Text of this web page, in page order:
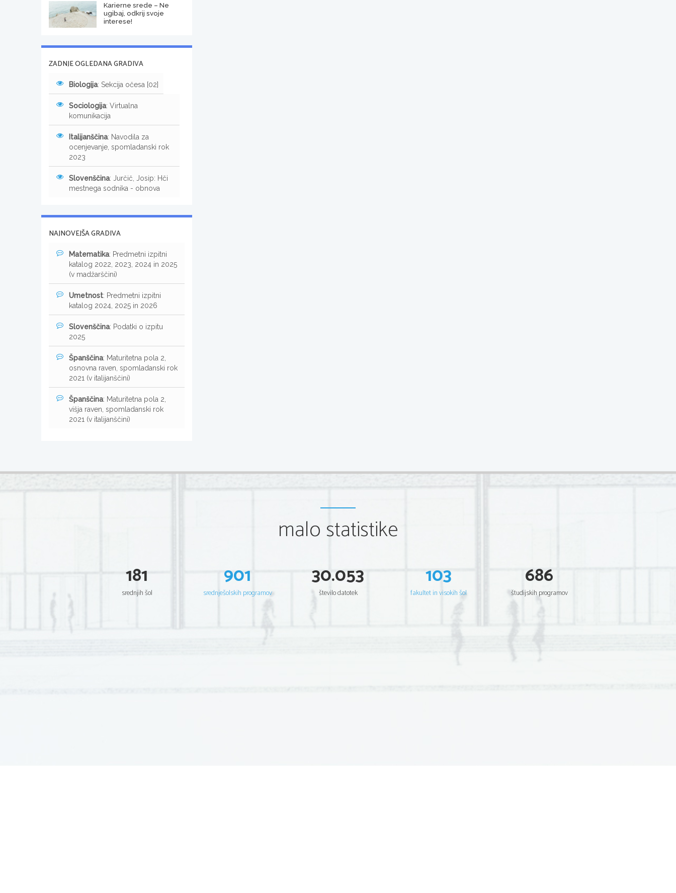
Karierne srede – Ne
ugibaj, odkrij svoje
interese!
ZADNJE OGLEDANA GRADIVA
Biologija: Sekcija očesa [02]
Sociologija: Virtualna
komunikacija
Italijanščina: Navodila za
ocenjevanje, spomladanski rok
2023
Slovenščina: Jurčič, Josip: Hči
mestnega sodnika - obnova
NAJNOVEJŠA GRADIVA
Matematika: Predmetni izpitni
katalog 2022, 2023, 2024 in 2025
(v madžarščini)
Umetnost: Predmetni izpitni
katalog 2024, 2025 in 2026
Slovenščina: Podatki o izpitu
2025
Španščina: Maturitetna pola 2,
osnovna raven, spomladanski rok
2021 (v italijanščini)
Španščina: Maturitetna pola 2,
višja raven, spomladanski rok
2021 (v italijanščini)
malo statistike
181
srednjih šol
901
srednješolskih programov
30.053
število datotek
103
fakultet in visokih šol
686
študijskih programov